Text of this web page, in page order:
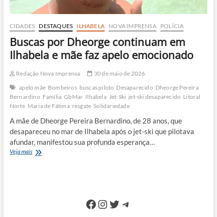
CIDADES DESTAQUES ILHABELA NOVA IMPRENSA POLÍCIA
Buscas por Dheorge continuam em
Ilhabela e mãe faz apelo emocionado
Redação Nova Imprensa
30 de maio de 2026
apelo mãe Bombeiros buscas piloto Desaparecido Dheorge Pereira
Bernardino Família GbMar Ilhabela Jet-Ski jet-ski desaparecido Litoral
Norte Maria de Fátima resgate Solidariedade
A mãe de Dheorge Pereira Bernardino, de 28 anos, que
desapareceu no mar de Ilhabela após o jet-ski que pilotava
afundar, manifestou sua profunda esperança…
Veja maisBuscas
Facebook
Instagram
Twitter
Telegram